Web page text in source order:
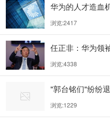
华为的人才造血
着“金鸡”
浏览:2417
任正非：华为领
选拔之列
浏览:4338
"郭台铭们"纷纷
之问"
浏览:1229